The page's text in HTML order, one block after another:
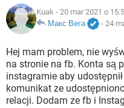
WINDOWS 10
INSTAGRAM
WINDOWS 10
GRY
IOS
INSTAGRAM
WINDOWS 10
COVID-19
GRY
SPOTIFY
INSTAGRAM
WINDOWS 10
ARTYKUŁY
COVID-19
GRY
SPOTIFY
Kuak - 20 mar 2021 o
Макс Вега
- 24
Hej mam problem, nie
na stronie na fb. Konta są
instagramie aby
komunikat ze
relacji. Dodam ze fb i